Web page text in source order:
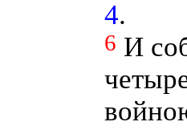
4.
6 И